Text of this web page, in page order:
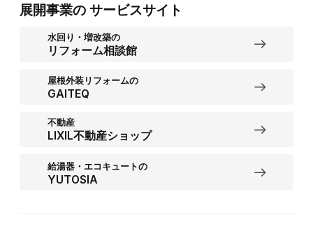
展開事業の サービスサイト
水回り・増改築の
リフォーム相談館
屋根外装リフォームの
GAITEQ
不動産
LIXIL不動産ショップ
給湯器・エコキュートの
YUTOSIA